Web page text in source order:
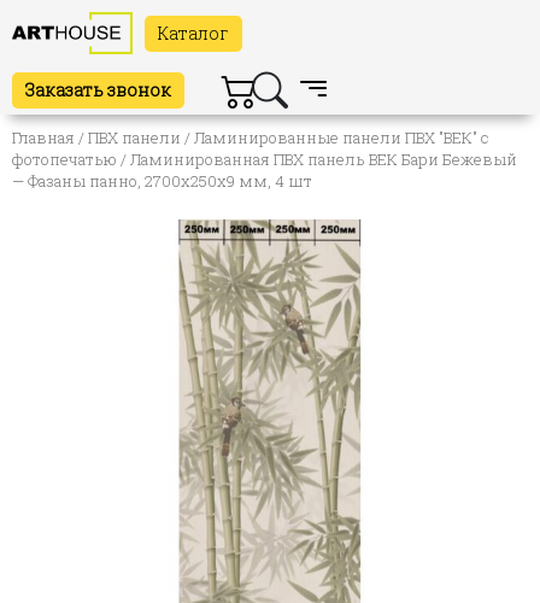
Каталог
Заказать звонок
Главная /ПВХ панели /Ламинированные панели ПВХ "ВЕК" с
фотопечатью / Ламинированная ПВХ панель ВЕК Бари Бежевый
— Фазаны панно, 2700х250х9 мм, 4 шт